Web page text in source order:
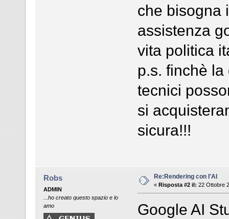
che bisogna
assistenza
vita politica
p.s. finchè
tecnici
si
sicura!!!
Robs
ADMIN
...ho creato questo spazio e lo
amo
Re:Rendering con l'AI
« Risposta #2 il: 22 Ottobre
Google AI